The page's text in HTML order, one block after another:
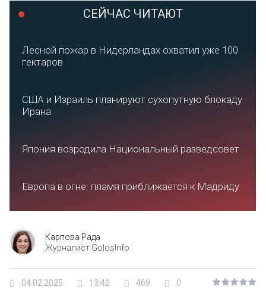
СЕЙЧАС ЧИТАЮТ
Лесной пожар в Нидерландах охватил уже 100
гектаров
США и Израиль планируют сухопутную блокаду
Ирана
Япония возродила Национальный разведсовет
Европа в огне: пламя приближается к Мадриду
Карпова Рада
Журналист GolosInfo
04.02.2025 13:42 469 0